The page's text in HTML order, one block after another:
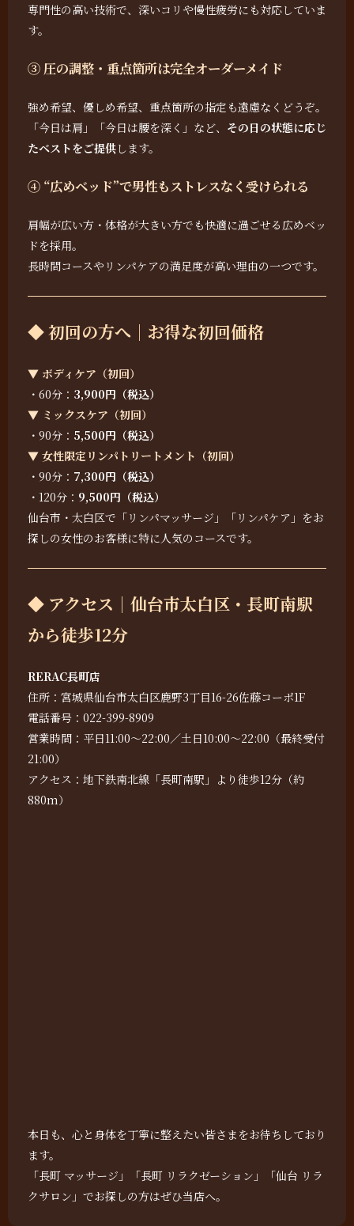
専門性の高い技術で、深いコリや慢性疲労にも対応していま
す。
③ 圧の調整・重点箇所は完全オーダーメイド
強め希望、優しめ希望、重点箇所の指定も遠慮なくどうぞ。
「今日は肩」「今日は腰を深く」など、 その日の状態に応じ
たベストをご提供します。
④ “広めベッド”で男性もストレスなく受けられる
肩幅が広い方・体格が大きい方でも快適に過ごせる広めベッ
ドを採用。
長時間コースやリンパケアの満足度が高い理由の一つです。
◆ 初回の方へ｜お得な初回価格
▼ ボディケア（初回）
・60分： 3,900円（税込）
▼ ミックスケア（初回）
・90分： 5,500円（税込）
▼ 女性限定リンパトリートメント（初回）
・90分： 7,300円（税込）
・120分： 9,500円（税込）
仙台市・太白区で「リンパマッサージ」「リンパケア」をお
探しの女性のお客様に特に人気のコースです。
◆ アクセス｜仙台市太白区・長町南駅
から徒歩12分
RERAC長町店
住所：宮城県仙台市太白区鹿野3丁目16-26佐藤コーポ1F
電話番号：022-399-8909
営業時間：平日11:00～22:00／土日10:00～22:00（最終受付
21:00）
アクセス：地下鉄南北線「長町南駅」より徒歩12分（約
880m）
本日も、心と身体を丁寧に整えたい皆さまをお待ちしており
ます。
「長町 マッサージ」「長町 リラクゼーション」「仙台 リラ
クサロン」でお探しの方はぜひ当店へ。